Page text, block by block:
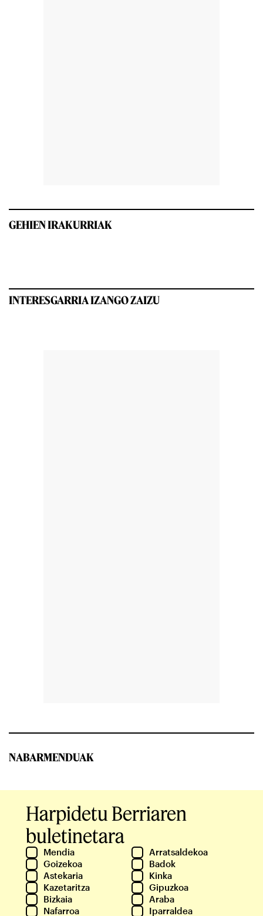
GEHIEN IRAKURRIAK
INTERESGARRIA IZANGO ZAIZU
NABARMENDUAK
Harpidetu Berriaren
buletinetara
Mendia
Arratsaldekoa
Goizekoa
Badok
Astekaria
Kinka
Kazetaritza
Gipuzkoa
Bizkaia
Araba
Nafarroa
Iparraldea